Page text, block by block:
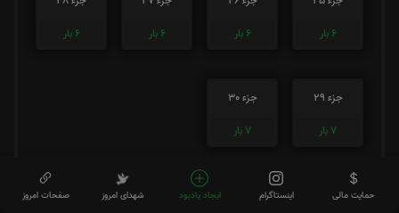
6 بار
6 بار
6 بار
6 بار
جزء 29
7 بار
جزء 30
7 بار
صوت جزء شماره 1
حمایت مالی اینستاگرام ایجاد یادبود شهدای امروز صفحات امروز